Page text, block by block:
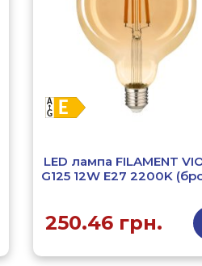
LED лампа FILAMENT
G125 12W E27 2200K
250.46 грн.